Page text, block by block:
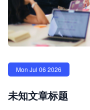
Mon Jul 06 2026
未知文章标题